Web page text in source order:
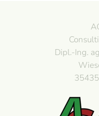
Dipl.-Ing.